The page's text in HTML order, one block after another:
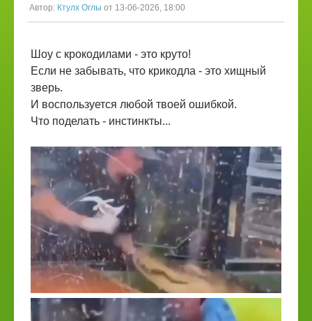
Автор: Ктулх Оглы от 13-06-2026, 18:00
Шоу с крокодилами - это круто!
Если не забывать, что крикодла - это хищный
зверь.
И воспользуется любой твоей ошибкой.
Что поделать - инстинкты...